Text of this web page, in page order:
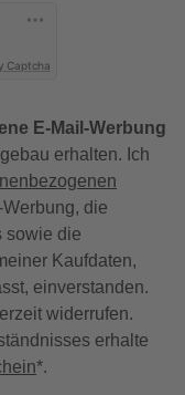
Captcha
E-Mail-Werbung
erhalten. Ich
die
sowie die
Kaufdaten,
einverstanden.
widerrufen.
erhalte
*.